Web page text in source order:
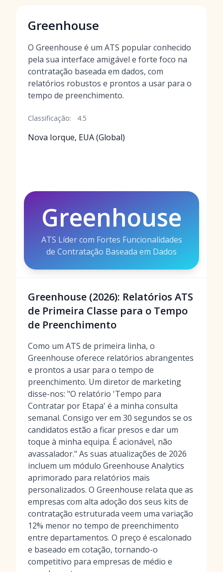
Greenhouse
O Greenhouse é um ATS popular conhecido
pela sua interface amigável e forte foco na
contratação baseada em dados, com
relatórios robustos e prontos a usar para o
tempo de preenchimento.
Classificação: 4.5
Nova Iorque, EUA (Global)
Greenhouse
ATS Líder com Fortes Funcionalidades
de Contratação Baseada em Dados
Greenhouse (2026): Relatórios ATS
de Primeira Classe para o Tempo
de Preenchimento
Como um ATS de primeira linha, o
Greenhouse oferece relatórios abrangentes
e prontos a usar para o tempo de
preenchimento. Um diretor de marketing
disse-nos: "O relatório 'Tempo para
Contratar por Etapa' é a minha consulta
semanal. Consigo ver em 30 segundos se os
candidatos estão a ficar presos e dar um
toque à minha equipa. É acionável, não
avassalador." As suas atualizações de 2026
incluem um módulo Greenhouse Analytics
aprimorado para relatórios mais
personalizados. O Greenhouse relata que as
empresas com alta adoção dos seus kits de
contratação estruturada veem uma variação
12% menor no tempo de preenchimento
entre departamentos. O preço é escalonado
e baseado em cotação, tornando-o
competitivo para empresas de médio e